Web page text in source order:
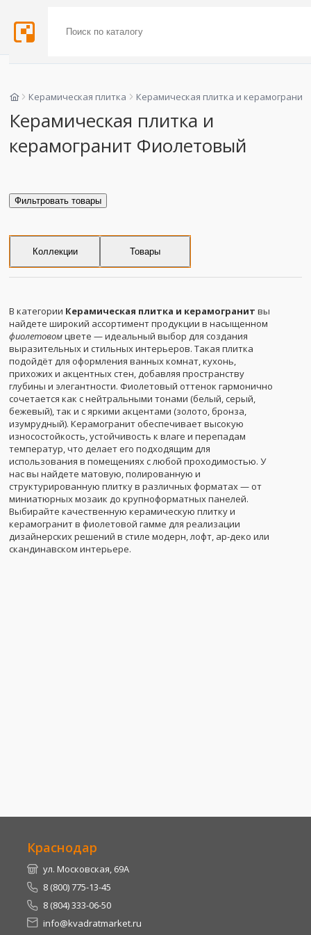
Керамическая плитка Керамическая плитка и керамогранит
Керамическая плитка и
керамогранит Фиолетовый
Фильтровать товары
Коллекции Товары
В категории Керамическая плитка и керамогранит вы
найдете широкий ассортимент продукции в насыщенном
фиолетовомцвете — идеальный выбор для создания
выразительных и стильных интерьеров. Такая плитка
подойдёт для оформления ванных комнат, кухонь,
прихожих и акцентных стен, добавляя пространству
глубины и элегантности. Фиолетовый оттенок гармонично
сочетается как с нейтральными тонами (белый, серый,
бежевый), так и с яркими акцентами (золото, бронза,
изумрудный). Керамогранит обеспечивает высокую
износостойкость, устойчивость к влаге и перепадам
температур, что делает его подходящим для
использования в помещениях с любой проходимостью. У
нас вы найдете матовую, полированную и
структурированную плитку в различных форматах — от
миниатюрных мозаик до крупноформатных панелей.
Выбирайте качественную керамическую плитку и
керамогранит в фиолетовой гамме для реализации
дизайнерских решений в стиле модерн, лофт, ар-деко или
скандинавском интерьере.
Краснодар
ул. Московская, 69А
8 (800) 775-13-45
8 (804) 333-06-50
info@kvadratmarket.ru